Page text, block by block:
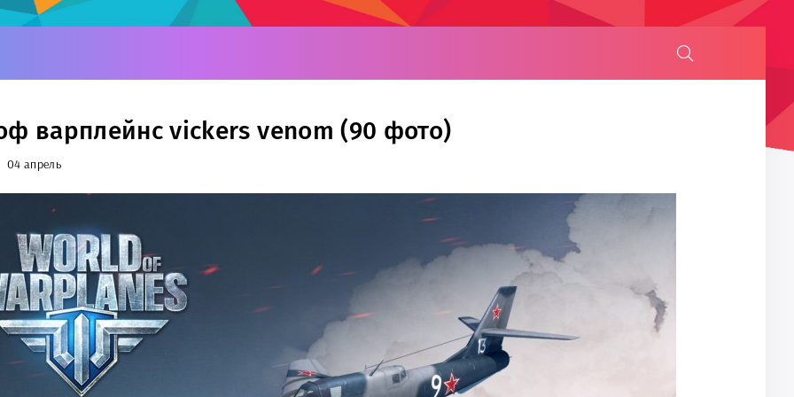
варплейнс vickers venom (90 фото)
04 апрель